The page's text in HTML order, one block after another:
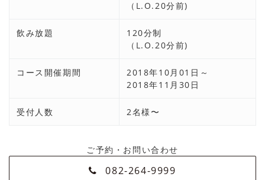
（L.O.20分前)
飲み放題
120分制
（L.O.20分前)
コース開催期間
2018年10月01日～
2018年11月30日
受付人数 2名様〜
ご予約・お問い合わせ
082-264-9999